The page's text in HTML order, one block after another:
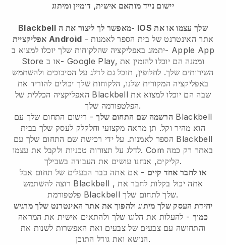
יישום נייד מותאם אישית, דומיין ומיתוג
Blackbell מאפשר לך ליצור את ה- IOS שלך עצמו או את
אפליקציית Android -אתר האינטרנט של בית הספר לאמנות
יתמזג באפליקציה שהלקוחות שלך יוכלו למצוא ב- Apple App
Store או ב- Google Play, וממנה הם יוכלו להזמין את
השירותים שלך. לחלופין, תוכל גם לדלג על הסיבוכים ולהשתמש
באפליקציה המקורית שלנו, הלקוחות שלך יכולים להוריד את
Blackbell שבה הם יוכלו למצוא את
הפלטפורמה שלך.
הרשמה שם התחום שלך Blackbell
הוא מהיר וקל. תן מראה מקצועי וחלקלק לעסק שלך בבית
הספר לאמנות. על ידי רכישת שם התחום שלך עם Blackbell
לדלג על תצורות טכניות ולקבל את עצמו. Com באתר רק כמה
קליקים, אנחנו עושים את העבודה בשבילך.
או לחבר אחד קיים - אם אתה כבר הבעלים של תחום אבל
Blackbell , אתה יכול בקלות לחבר את
Blackbell
שלך לתחום שלך.
יחידת העסק שלך מיתוג ולהפוך את אתר האינטרנט שלך מרגיש
כמוך - להעלות את הלוגו שלך ולהתאים אישית את המראה
והתחושה עם צבעים של צבעים ואת האפשרות לשנות את
הנושא ואת גודל התוכן.